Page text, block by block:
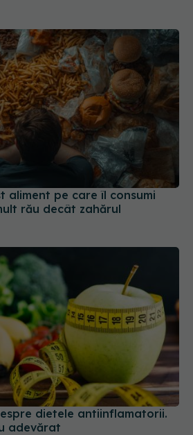
aliment pe care îl consumi
rău decât zahărul
dietele antiinflamatorii.
adevărat